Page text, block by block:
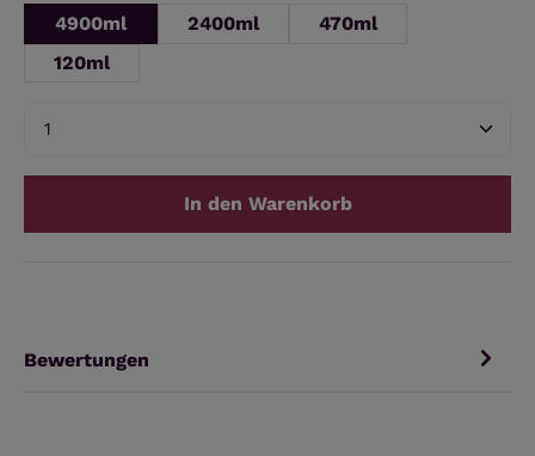
4900ml 2400ml
470ml
120ml
Produkt Anzahl: Gib den gewünschten Wert
In den Warenkorb
Bewertungen